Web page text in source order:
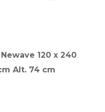
120 x 240
Alt. 74 cm